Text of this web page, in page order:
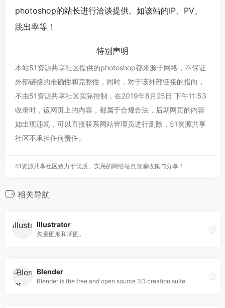
photoshop的站长进行洽谈提供。如该站的IP、PV、
跳出率等！
特别声明
本站51资源共享社区提供的photoshop都来源于网络，不保证
外部链接的准确性和完整性，同时，对于该外部链接的指向，
不由51资源共享社区实际控制，在2019年8月25日 下午11:53
收录时，该网页上的内容，都属于合规合法，后期网页的内容
如出现违规，可以直接联系网站管理员进行删除，51资源共享
社区不承担任何责任。
51资源共享社区致力于优质、实用的网络站点资源收集与分享！
相关导航
Illustrator
矢量图形和插图。
Blender
Blender is the free and open source 3D creation suite.